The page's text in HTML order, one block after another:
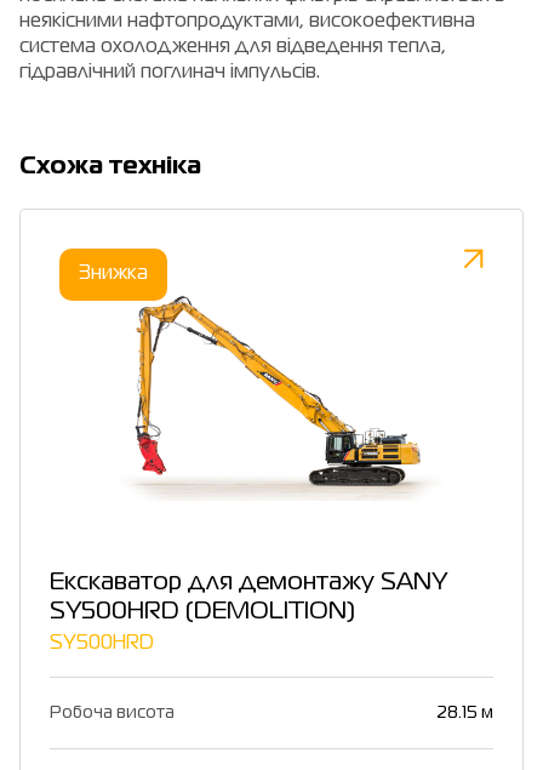
неякісними нафтопродуктами, високоефективна
система охолодження для відведення тепла,
гідравлічний поглинач імпульсів.
Cхожа техніка
Знижка
Екскаватор для демонтажу SANY
SY500HRD (DEMOLITION)
SY500HRD
Робоча висота 28.15 м